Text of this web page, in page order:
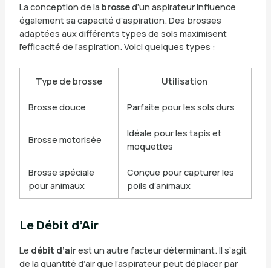
La conception de la brossed’un aspirateur influence
également sa capacité d’aspiration. Des brosses
adaptées aux différents types de sols maximisent
l’efficacité de l’aspiration. Voici quelques types :
Type de brosse Utilisation
Brosse douce Parfaite pour les sols durs
Brosse motorisée
Idéale pour les tapis et
moquettes
Brosse spéciale
pour animaux
Conçue pour capturer les
poils d’animaux
Le Débit d’Air
Le débit d’airest un autre facteur déterminant. Il s’agit
de la quantité d’air que l’aspirateur peut déplacer par